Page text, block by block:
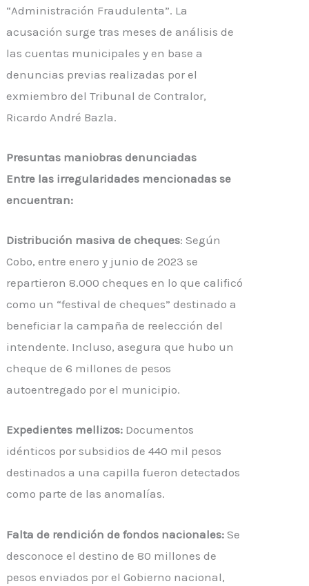
“Administración Fraudulenta”. La
acusación surge tras meses de análisis de
las cuentas municipales y en base a
denuncias previas realizadas por el
exmiembro del Tribunal de Contralor,
Ricardo André Bazla.
Presuntas maniobras denunciadas
Entre las irregularidades mencionadas se
encuentran:
Distribución masiva de cheques: Según
Cobo, entre enero y junio de 2023 se
repartieron 8.000 cheques en lo que calificó
como un “festival de cheques” destinado a
beneficiar la campaña de reelección del
intendente. Incluso, asegura que hubo un
cheque de 6 millones de pesos
autoentregado por el municipio.
Expedientes mellizos: Documentos
idénticos por subsidios de 440 mil pesos
destinados a una capilla fueron detectados
como parte de las anomalías.
Falta de rendición de fondos nacionales: Se
desconoce el destino de 80 millones de
pesos enviados por el Gobierno nacional,